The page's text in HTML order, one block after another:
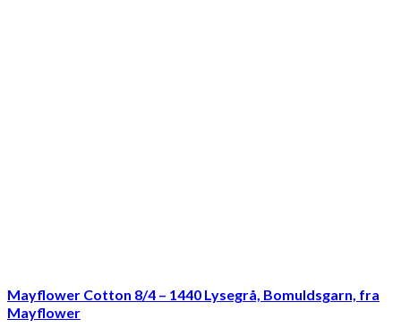
Mayflower Cotton 8/4 – 1440 Lysegrå, Bomuldsgarn, fra
Mayflower